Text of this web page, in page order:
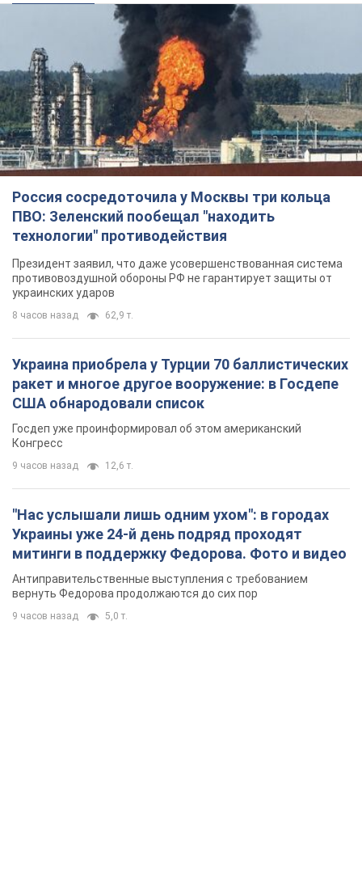
Россия сосредоточила у Москвы три кольца
ПВО: Зеленский пообещал "находить
технологии" противодействия
Президент заявил, что даже усовершенствованная система
противовоздушной обороны РФ не гарантирует защиты от
украинских ударов
8 часов назад 62,9 т.
Украина приобрела у Турции 70 баллистических
ракет и многое другое вооружение: в Госдепе
США обнародовали список
Госдеп уже проинформировал об этом американский
Конгресс
9 часов назад 12,6 т.
"Нас услышали лишь одним ухом": в городах
Украины уже 24-й день подряд проходят
митинги в поддержку Федорова. Фото и видео
Антиправительственные выступления с требованием
вернуть Федорова продолжаются до сих пор
9 часов назад 5,0 т.